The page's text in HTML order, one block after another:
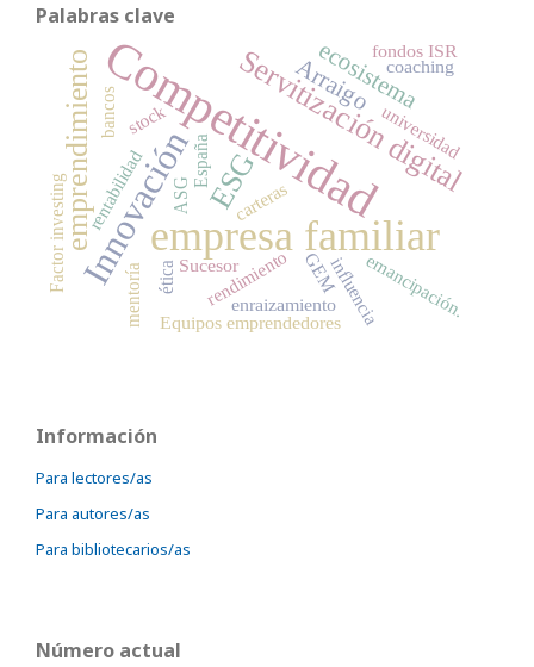
Palabras clave
Competitividad
empresa familiar
InnovaciónESGServitización digital
emprendimiento Arraigo
ecosistema
rendimiento
carteras
influencia
rentabilidad
fondos ISR
Equipos emprendedores
GEM
España universidad
mentoría
coaching
emancipación.
Sucesor
Factor investing
enraizamiento
ASG
stock
bancos
ética
Información
Para lectores/as
Para autores/as
Para bibliotecarios/as
Número actual